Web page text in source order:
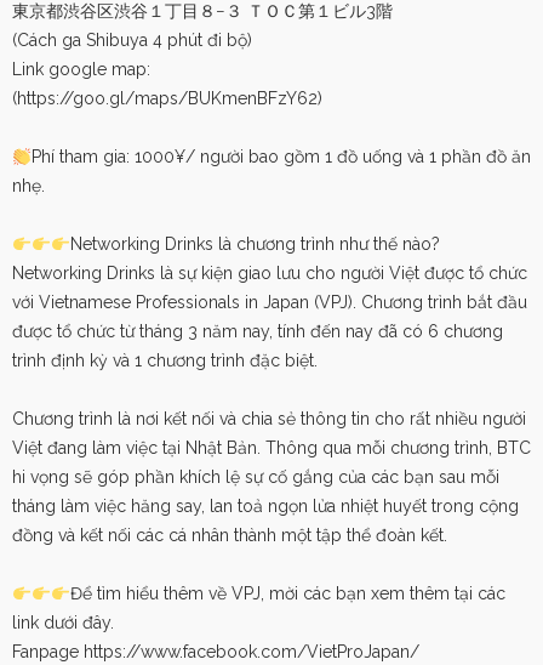
東京都渋谷区渋谷１丁目８−３ ＴＯＣ第１ビル3階
(Cách ga Shibuya 4 phút đi bộ)
Link google map:
(https://goo.gl/maps/BUKmenBFzY62)
Phí tham gia: 1000¥/ người bao gồm 1 đồ uống và 1 phần đồ ăn
nhẹ.
Networking Drinks là chương trình như thế nào?
Networking Drinks là sự kiện giao lưu cho người Việt được tổ chức
với Vietnamese Professionals in Japan (VPJ). Chương trình bắt đầu
được tổ chức từ tháng 3 năm nay, tính đến nay đã có 6 chương
trình định kỳ và 1 chương trình đặc biệt.
Chương trình là nơi kết nối và chia sẻ thông tin cho rất nhiều người
Việt đang làm việc tại Nhật Bản. Thông qua mỗi chương trình, BTC
hi vọng sẽ góp phần khích lệ sự cố gắng của các bạn sau mỗi
tháng làm việc hăng say, lan toả ngọn lửa nhiệt huyết trong cộng
đồng và kết nối các cá nhân thành một tập thể đoàn kết.
Để tìm hiểu thêm về VPJ, mời các bạn xem thêm tại các
link dưới đây.
Fanpage https://www.facebook.com/VietProJapan/